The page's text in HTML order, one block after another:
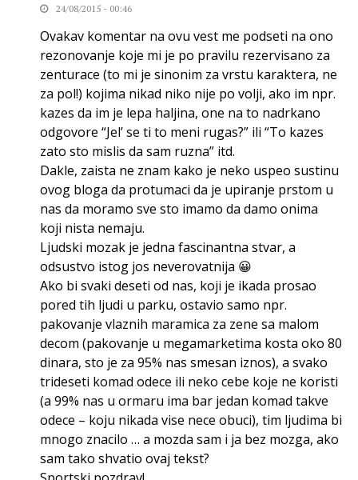
24/08/2015 - 00:46
Ovakav komentar na ovu vest me podseti na ono
rezonovanje koje mi je po pravilu rezervisano za
zenturace (to mi je sinonim za vrstu karaktera, ne
za pol!) kojima nikad niko nije po volji, ako im npr.
kazes da im je lepa haljina, one na to nadrkano
odgovore “Jel’ se ti to meni rugas?” ili “To kazes
zato sto mislis da sam ruzna” itd.
Dakle, zaista ne znam kako je neko uspeo sustinu
ovog bloga da protumaci da je upiranje prstom u
nas da moramo sve sto imamo da damo onima
koji nista nemaju.
Ljudski mozak je jedna fascinantna stvar, a
odsustvo istog jos neverovatnija 😀
Ako bi svaki deseti od nas, koji je ikada prosao
pored tih ljudi u parku, ostavio samo npr.
pakovanje vlaznih maramica za zene sa malom
decom (pakovanje u megamarketima kosta oko 80
dinara, sto je za 95% nas smesan iznos), a svako
trideseti komad odece ili neko cebe koje ne koristi
(a 99% nas u ormaru ima bar jedan komad takve
odece – koju nikada vise nece obuci), tim ljudima bi
mnogo znacilo … a mozda sam i ja bez mozga, ako
sam tako shvatio ovaj tekst?